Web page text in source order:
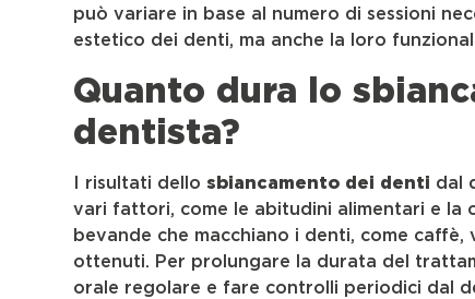
può variare in base al numero di sessioni
estetico dei denti, ma anche la loro
Quanto dura lo
dentista?
I risultati dellosbiancamento dei denti dal
vari fattori, come le abitudini alimentari e la
bevande che macchiano i denti, come
ottenuti. Per prolungare la durata del
orale regolare e fare controlli periodici dal